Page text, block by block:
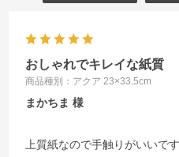
おしゃれでキレイな紙質
商品種別：アクア 23×33.5cm
まかちま
上質紙なので手触りがいいで